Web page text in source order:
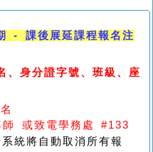
- 課後展延課程報名注
、身分證字號、班級、座
師 或致電學務處 #133
統將自動取消所有報